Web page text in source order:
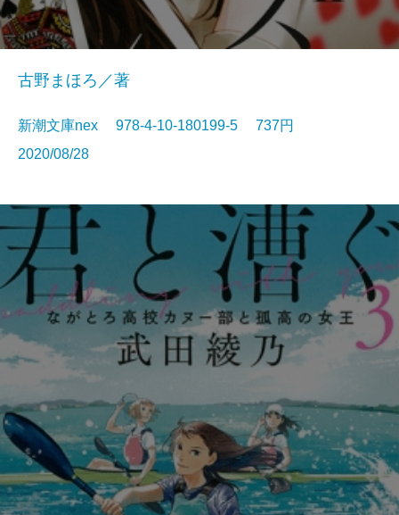
古野まほろ／著
新潮文庫nex 978-4-10-180199-5 737円
2020/08/28